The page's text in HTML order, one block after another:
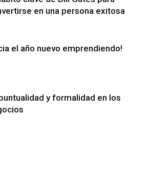
en una persona exitosa
el año nuevo emprendiendo!
y formalidad en los